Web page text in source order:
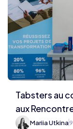
Tabsters au
aux
Mariia Utkina